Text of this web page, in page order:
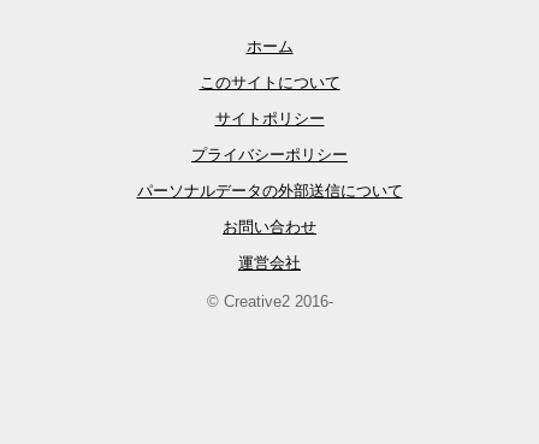
ホーム
このサイトについて
サイトポリシー
プライバシーポリシー
パーソナルデータの外部送信について
お問い合わせ
運営会社
© Creative2 2016-